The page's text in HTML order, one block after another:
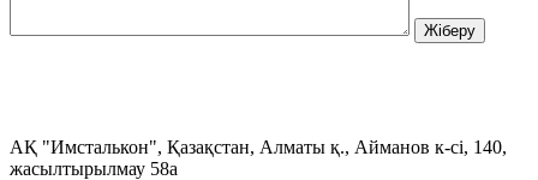
АҚ "Имсталькон", Қазақстан, Алматы қ., Айманов к-сі, 140,
жасылтырылмау 58а